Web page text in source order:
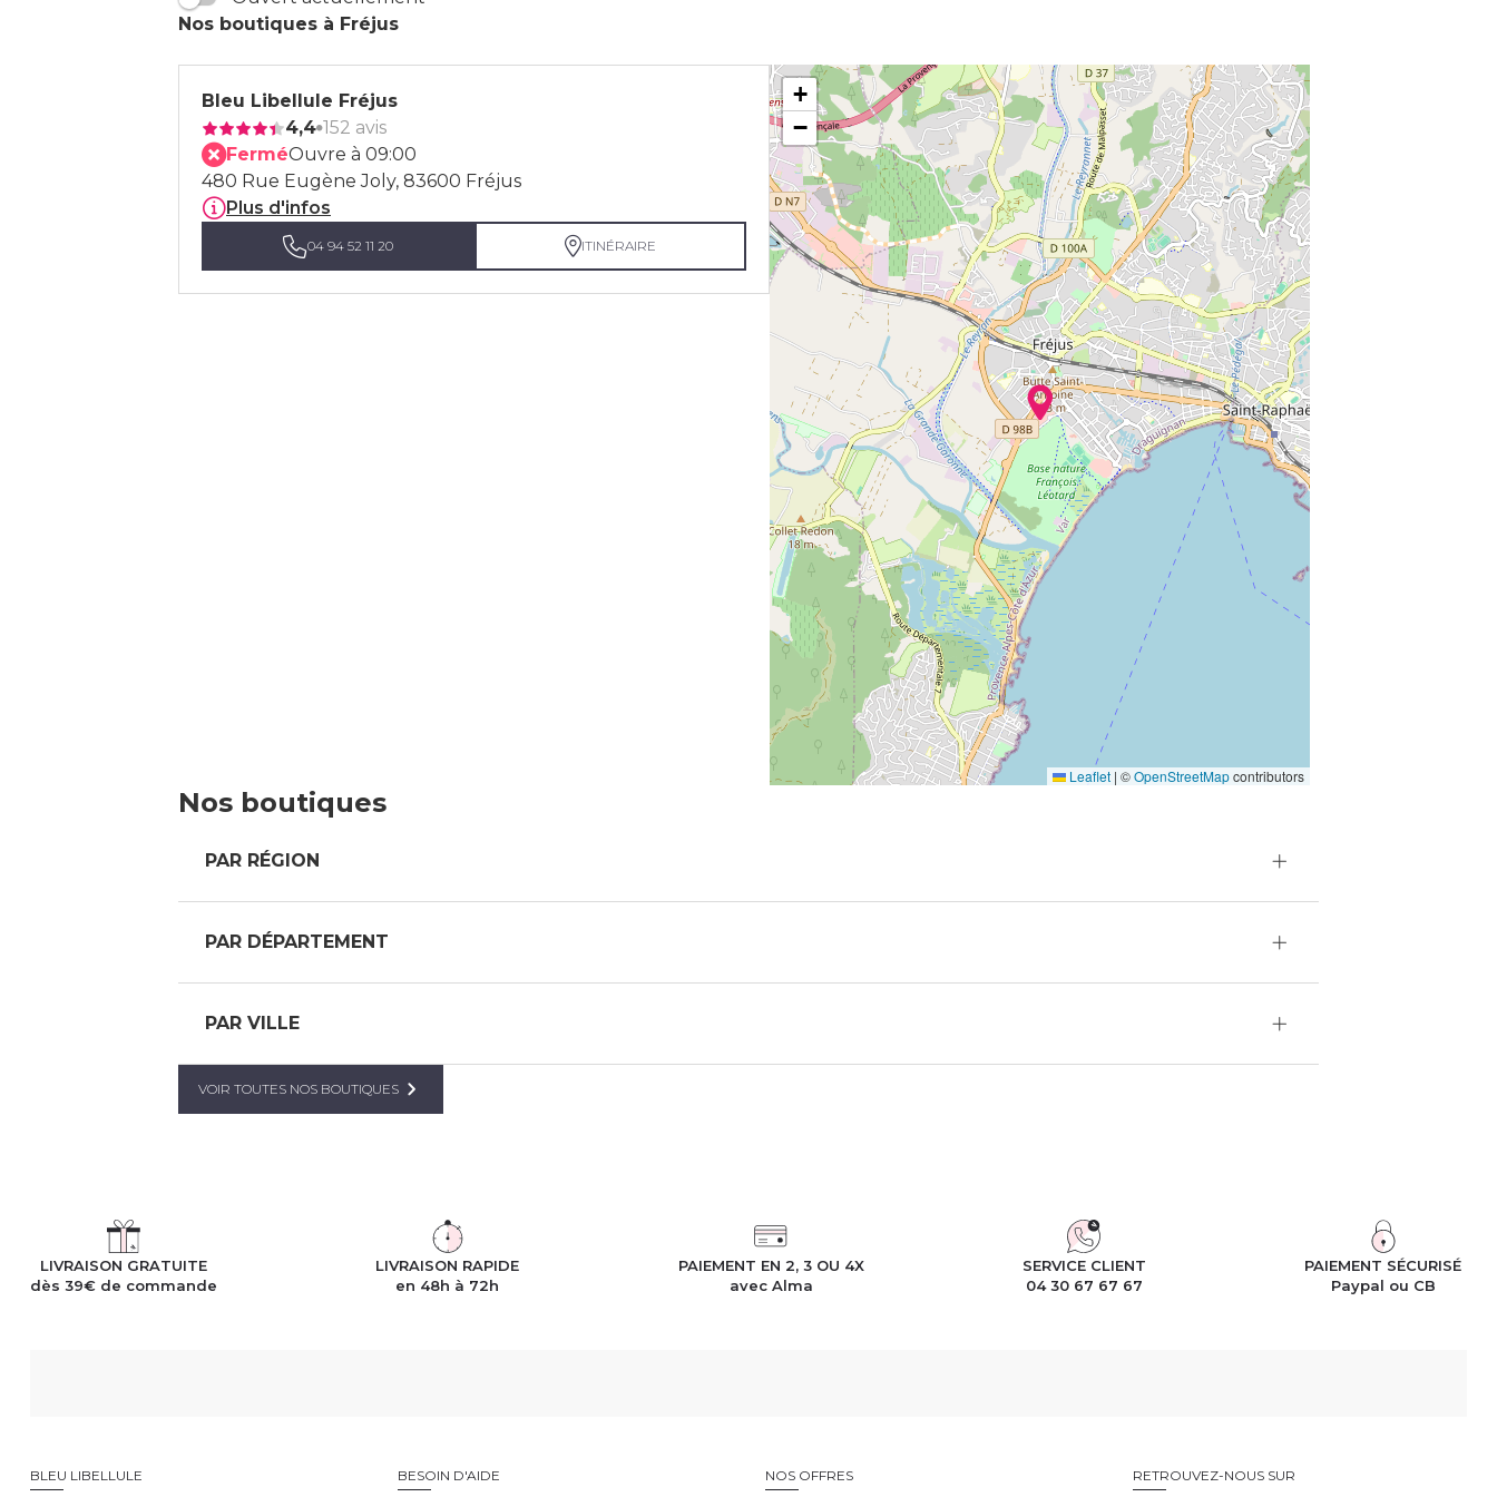
Nos boutiques à Fréjus
Bleu Libellule Fréjus
4,4 152 avis
FerméOuvre à 09:00
480 Rue Eugène Joly, 83600 Fréjus
Plus d'infos
04 94 52 11 20 ITINÉRAIRE
+
−
Leaflet | ©OpenStreetMapcontributors
Nos boutiques
PAR RÉGION
PAR DÉPARTEMENT
PAR VILLE
VOIR TOUTES NOS BOUTIQUES
LIVRAISON GRATUITE
dès 39€ de commande
LIVRAISON RAPIDE
en 48h à 72h
PAIEMENT EN 2, 3 OU 4X
avec Alma
SERVICE CLIENT
04 30 67 67 67
PAIEMENT SÉCURISÉ
Paypal ou CB
BLEU LIBELLULE BESOIN D'AIDE NOS OFFRES RETROUVEZ-NOUS SUR